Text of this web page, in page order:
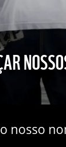
nosso